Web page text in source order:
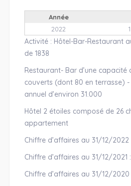
Année
2022
Activité : Hôtel-Bar-Restaurant
de 1838
Restaurant- Bar d’une capacité
couverts (dont 80 en terrasse)
annuel d’environ 31.000
Hôtel 2 étoiles composé de 26
appartement
Chiffre d’affaires au 31/12/
Chiffre d’affaires au 31/12/
Chiffre d’affaires au 31/12/